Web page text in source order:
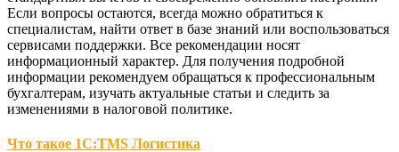
Если вопросы остаются, всегда можно обратиться к
специалистам, найти ответ в базе знаний или воспользоваться
сервисами поддержки. Все рекомендации носят
информационный характер. Для получения подробной
информации рекомендуем обращаться к профессиональным
бухгалтерам, изучать актуальные статьи и следить за
изменениями в налоговой политике.
Что такое 1С:TMS Логистика